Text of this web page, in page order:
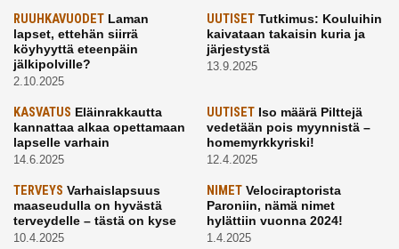
RUUHKAVUODET Laman
lapset, ettehän siirrä
köyhyyttä eteenpäin
jälkipolville?
2.10.2025
UUTISETTutkimus: Kouluihin
kaivataan takaisin kuria ja
järjestystä
13.9.2025
KASVATUS Eläinrakkautta
kannattaa alkaa opettamaan
lapselle varhain
14.6.2025
UUTISETIso määrä Pilttejä
vedetään pois myynnistä –
homemyrkkyriski!
12.4.2025
TERVEYS Varhaislapsuus
maaseudulla on hyvästä
terveydelle – tästä on kyse
10.4.2025
NIMETVelociraptorista
Paroniin, nämä nimet
hylättiin vuonna 2024!
1.4.2025